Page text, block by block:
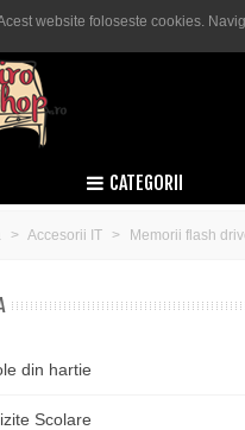
Lei RON Comanda
CATEGORII
> Accesorii IT > Memorii flash
din hartie
Scolare
website foloseste cookies.